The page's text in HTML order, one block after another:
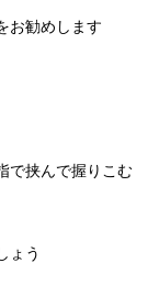
お勧めします
で挟んで握りこむ
ょう